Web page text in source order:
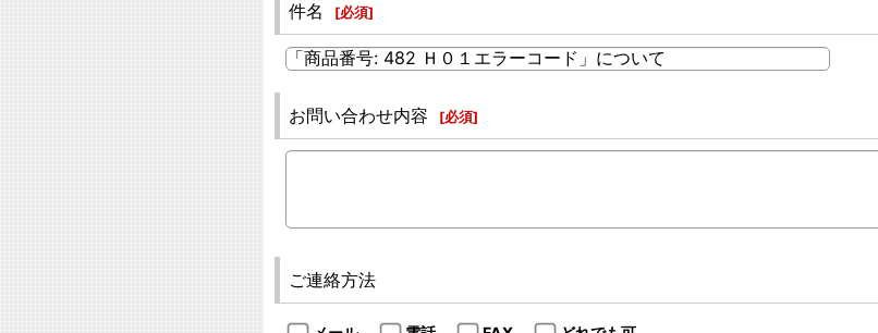
件名 [必須]
お問い合わせ内容 [必須]
ご連絡方法